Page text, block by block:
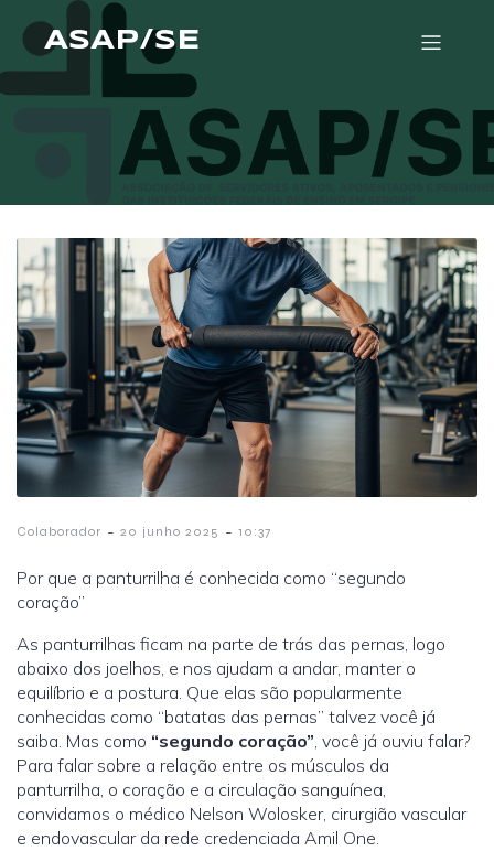
ASAP/SE
Colaborador - 20 junho 2025 - 10:37
Por que a panturrilha é conhecida como “segundo
coração”
As panturrilhas ficam na parte de trás das pernas, logo
abaixo dos joelhos, e nos ajudam a andar, manter o
equilíbrio e a postura. Que elas são popularmente
conhecidas como “batatas das pernas” talvez você já
saiba. Mas como “segundo coração”, você já ouviu falar?
Para falar sobre a relação entre os músculos da
panturrilha, o coração e a circulação sanguínea,
convidamos o médico Nelson Wolosker, cirurgião vascular
e endovascular da rede credenciada Amil One.